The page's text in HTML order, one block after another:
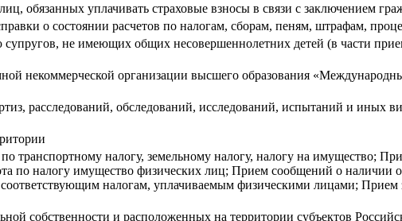
обязанных уплачивать страховые взносы в связи с заключением
о состоянии расчетов по налогам, сборам, пеням, штрафам,
супругов, не имеющих общих несовершеннолетних детей (в части
некоммерческой организации высшего образования
расследований, обследований, исследований, испытаний и иных
транспортному налогу, земельному налогу, налогу на имущество;
по налогу имущество физических лиц; Прием сообщений о
налогам, уплачиваемым физическими лицами;
собственности и расположенных на территории субъектов